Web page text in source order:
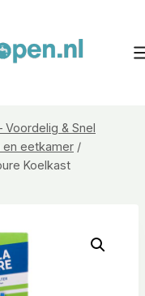
Voordelig & Snel
en eetkamer /
Koelkast